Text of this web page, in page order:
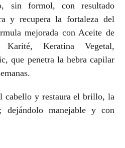
sin formol, con resultado
y recupera la fortaleza del
mejorada con Aceite de
Keratina Vegetal,
que penetra la hebra capilar
cabello y restaura el brillo, la
dejándolo manejable y con